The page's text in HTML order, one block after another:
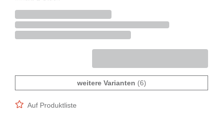
weitere Varianten (6)
Auf Produktliste